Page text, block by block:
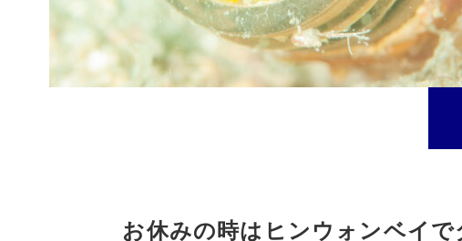
お休みの時はヒンウォンベイで